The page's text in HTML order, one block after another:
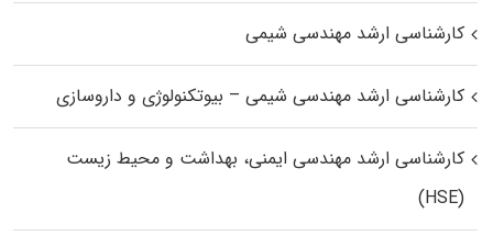
کارشناسی ارشد مهندسی شیمی
کارشناسی ارشد مهندسی شیمی – بیوتکنولوژی و داروسازی
کارشناسی ارشد مهندسی ایمنی، بهداشت و محیط زیست
(HSE)